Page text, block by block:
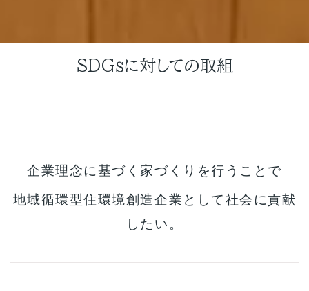
SDGsに対しての取組
企業理念に基づく家づくりを行うことで
地域循環型住環境創造企業として社会に貢献
したい。